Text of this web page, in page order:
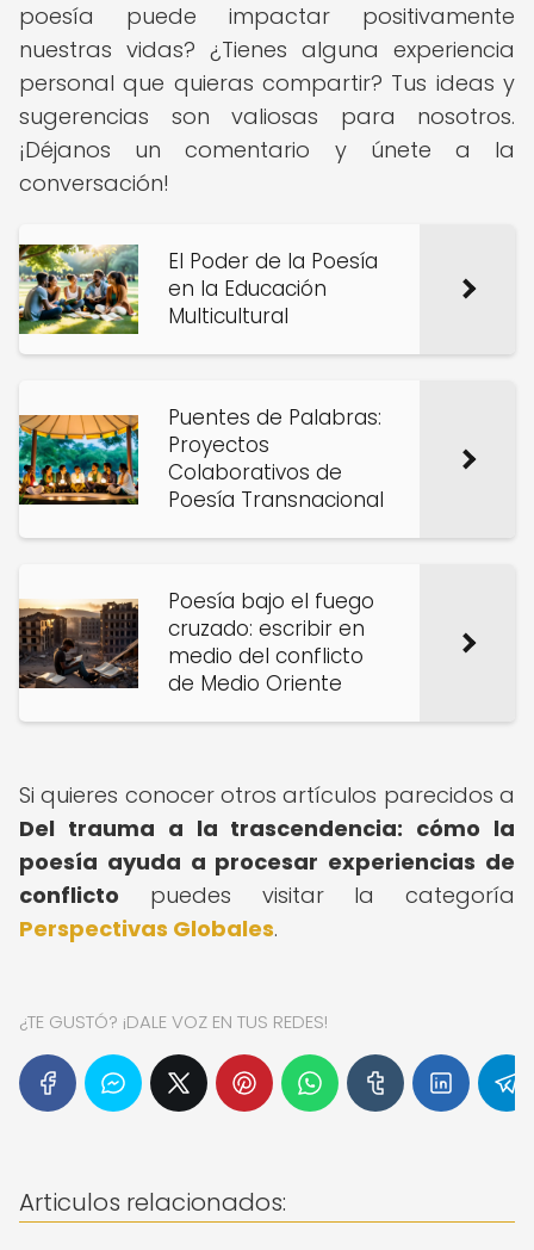
poesía puede impactar positivamente
nuestras vidas? ¿Tienes alguna experiencia
personal que quieras compartir? Tus ideas y
sugerencias son valiosas para nosotros.
¡Déjanos un comentario y únete a la
conversación!
El Poder de la Poesía
en la Educación
Multicultural
Puentes de Palabras:
Proyectos
Colaborativos de
Poesía Transnacional
Poesía bajo el fuego
cruzado: escribir en
medio del conflicto
de Medio Oriente
Si quieres conocer otros artículos parecidos a
Del trauma a la trascendencia: cómo la
poesía ayuda a procesar experiencias de
conflicto puedes visitar la categoría
Perspectivas Globales.
¿TE GUSTÓ? ¡DALE VOZ EN TUS REDES!
Articulos relacionados: